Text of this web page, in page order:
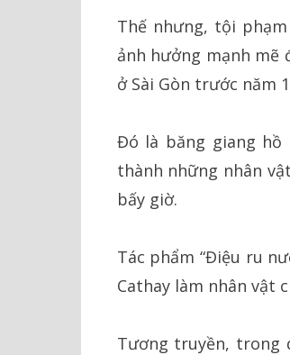
Thế nhưng, tội
ảnh hưởng mạnh mẽ
ở Sài Gòn trước năm
Đó là băng giang hồ
thành những nhân
bấy giờ.
Tác phẩm “Điệu ru
Cathay làm nhân vật
Tương truyền, trong